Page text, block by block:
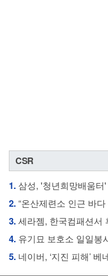
CSR
1.삼성, '청년희망배움
2.“온산제련소 인근 바
3.세라젬, 한국컴패션서
4. 유기묘 보호소 일일봉
5. 네이버, ‘지진 피해’